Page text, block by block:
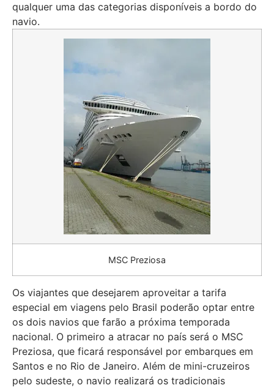
qualquer uma das categorias disponíveis a bordo do
navio.
MSC Preziosa
Os viajantes que desejarem aproveitar a tarifa
especial em viagens pelo Brasil poderão optar entre
os dois navios que farão a próxima temporada
nacional. O primeiro a atracar no país será o MSC
Preziosa, que ficará responsável por embarques em
Santos e no Rio de Janeiro. Além de mini-cruzeiros
pelo sudeste, o navio realizará os tradicionais